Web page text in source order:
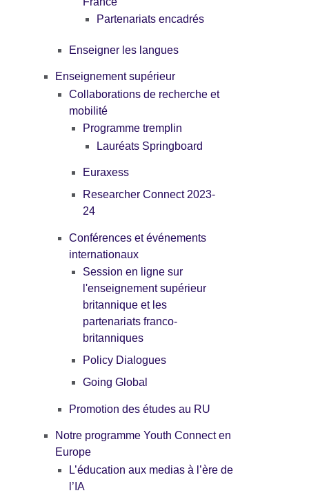
Partenariats encadrés
Enseigner les langues
Enseignement supérieur
Collaborations de recherche et
mobilité
Programme tremplin
Lauréats Springboard
Euraxess
Researcher Connect 2023-
24
Conférences et événements
internationaux
Session en ligne sur
l'enseignement supérieur
britannique et les
partenariats franco-
britanniques
Policy Dialogues
Going Global
Promotion des études au RU
Notre programme Youth Connect en
Europe
L’éducation aux medias à l’ère de
l’IA